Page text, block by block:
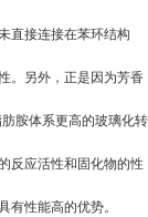
直接连接在苯环结构
。另外，正是因为芳香
肪胺体系更高的玻璃化转
反应活性和固化物的性
有性能高的优势。